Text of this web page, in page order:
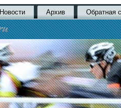
Новости Архив Обратная